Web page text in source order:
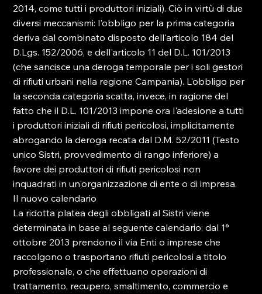
2014, come tutti i produttori iniziali). Ciò in virtù di due
diversi meccanismi: l'obbligo per la prima categoria
deriva dal combinato disposto dell'articolo 184 del
D.Lgs. 152/2006, e dell'articolo 11 del D.L. 101/2013
(che sancisce una deroga temporale per i soli gestori
di rifiuti urbani nella regione Campania). L'obbligo per
la seconda categoria scatta, invece, in ragione del
fatto che il D.L. 101/2013 impone ora l'adesione a tutti
i produttori iniziali di rifiuti pericolosi, implicitamente
abrogando la deroga recata dal D.M. 52/2011 (Testo
unico Sistri, provvedimento di rango inferiore) a
favore dei produttori di rifiuti pericolosi non
inquadrati in un'organizzazione di ente o di impresa.
Il nuovo calendario
La ridotta platea degli obbligati al Sistri viene
determinata in base al seguente calendario: dal 1°
ottobre 2013 prendono il via Enti o imprese che
raccolgono o trasportano rifiuti pericolosi a titolo
professionale, o che effettuano operazioni di
trattamento, recupero, smaltimento, commercio e